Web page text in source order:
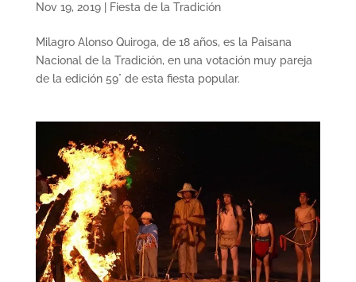
Nov 19, 2019| Fiesta de la Tradición
Milagro Alonso Quiroga, de 18 años, es la Paisana
Nacional de la Tradición, en una votación muy pareja
de la edición 59° de esta fiesta popular.